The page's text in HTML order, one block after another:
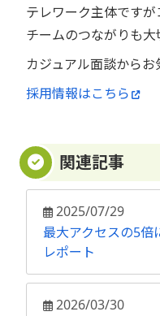
テレワーク主体です
チームのつながりも大
カジュアル面談からお
採用情報はこちら
関連記事
2025/07/29
最大アクセスの5
レポート
2026/03/30